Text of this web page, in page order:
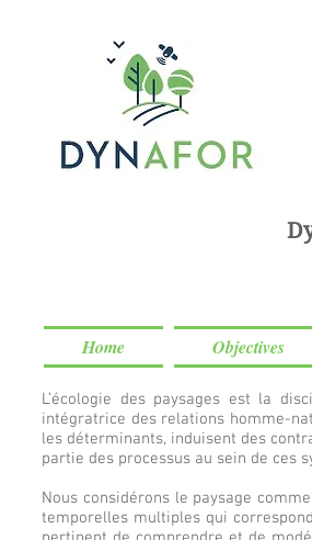
Home Objectives
L’écologie des paysages est la
intégratrice des relations homme-
les déterminants, induisent des
partie des processus au sein de ces
Nous considérons le paysage
temporelles multiples qui